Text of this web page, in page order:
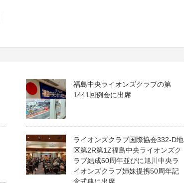
福島中央ライオンズクラブの第
1441回例会に出席
ライオンズクラブ国際協会332-D地
区第2R第1Z福島中央ライオンズク
ラブ結成60周年並びに旭川中央ラ
イオンズクラブ姉妹提携50周年記